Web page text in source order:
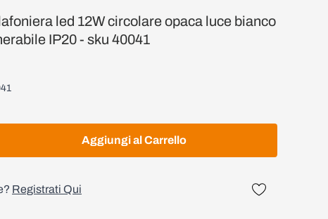
led 12W circolare opaca luce bianco
IP20 - sku 40041
Aggiungi al Carrello
Registrati Qui